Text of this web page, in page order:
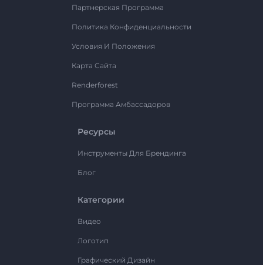
Партнерская Программа
Политика Конфиденциальности
Условия И Положения
Карта Сайта
Renderforest
Программа Амбассадоров
Ресурсы
Инструменты Для Брендинга
Блог
Категории
Видео
Логотип
Графический Дизайн